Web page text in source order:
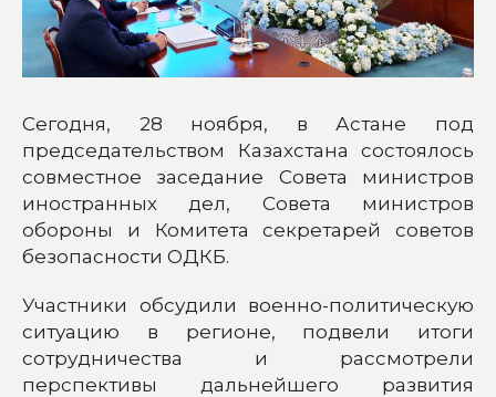
Сегодня, 28 ноября, в Астане под
председательством Казахстана состоялось
совместное заседание Совета министров
иностранных дел, Совета министров
обороны и Комитета секретарей советов
безопасности ОДКБ.
Участники обсудили военно-политическую
ситуацию в регионе, подвели итоги
сотрудничества и рассмотрели
перспективы дальнейшего развития